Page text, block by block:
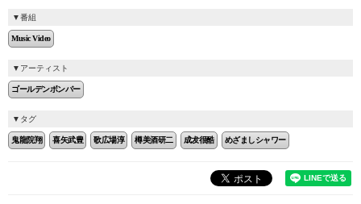
番組
Music Video
アーティスト
ゴールデンボンバー
タグ
鬼龍院翔 喜矢武豊 歌広場淳 樽美酒研二 成犮很酷 めざましシャワー